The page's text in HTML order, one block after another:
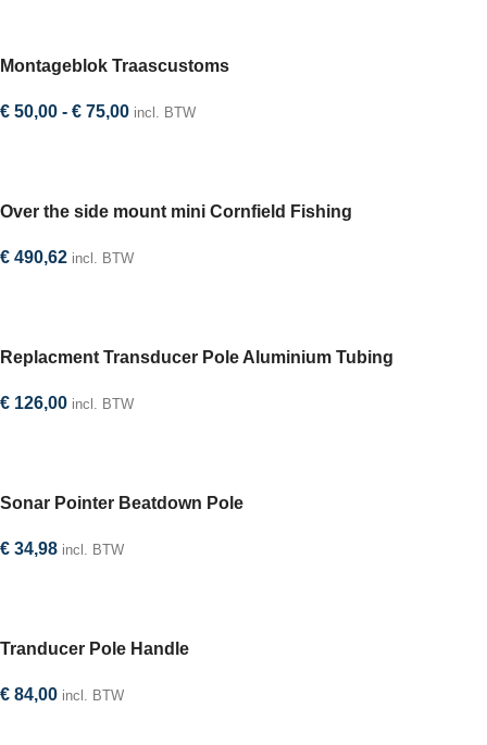
Montageblok Traascustoms
€ 50,00 - € 75,00 incl. BTW
Over the side mount mini Cornfield Fishing
€ 490,62 incl. BTW
Replacment Transducer Pole Aluminium Tubing
€ 126,00 incl. BTW
Sonar Pointer Beatdown Pole
€ 34,98 incl. BTW
Tranducer Pole Handle
€ 84,00 incl. BTW